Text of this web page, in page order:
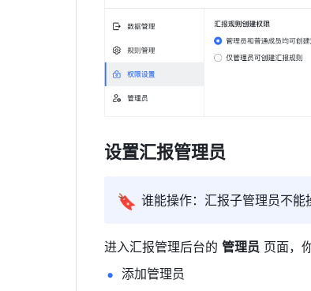
设置汇报管理员
🔖 谁能操作：汇报子管理员不能
进入汇报管理后台的 管理员 页面，
添加管理员